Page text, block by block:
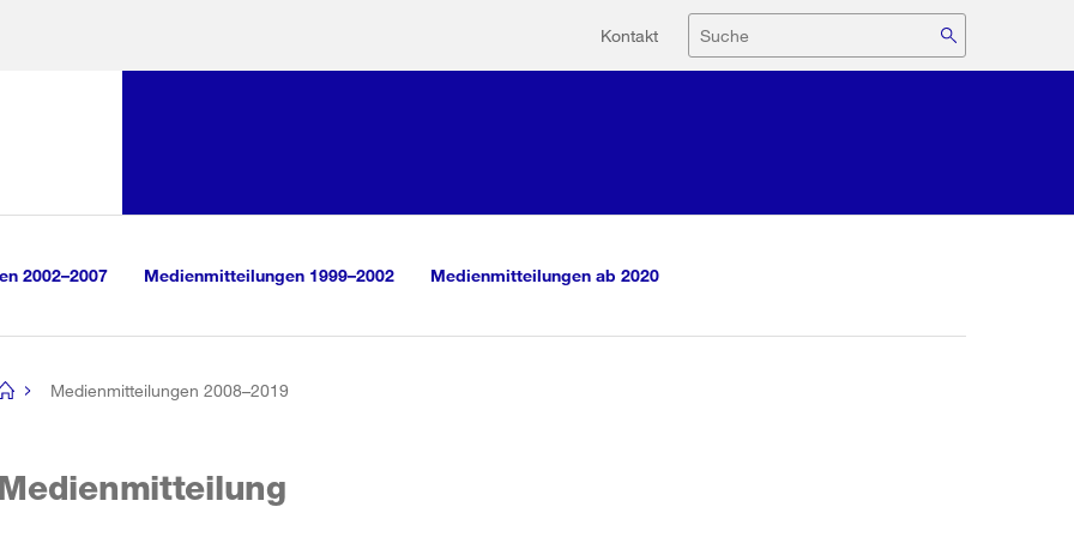
Hilfsnavigation
Kontakt Suche
2002–2007 Medienmitteilungen 1999–2002 Medienmitteilungen ab 2020
Medienmitteilungen 2008–2019